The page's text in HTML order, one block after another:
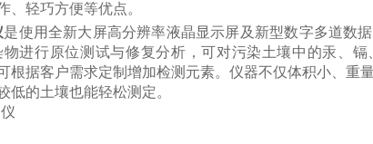
轻巧方便等优点。
是使用全新大屏高分辨率液晶显示屏及新型数字多道数
进行原位测试与修复分析，可对污染土壤中的汞、镉
根据客户需求定制增加检测元素。仪器不仅体积小、重
低的土壤也能轻松测定。